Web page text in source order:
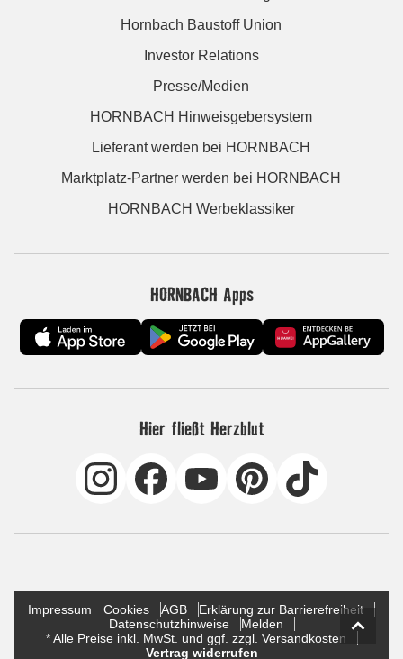
Hornbach Baustoff Union
Investor Relations
Presse/Medien
HORNBACH Hinweisgebersystem
Lieferant werden bei HORNBACH
Marktplatz-Partner werden bei HORNBACH
HORNBACH Werbeklassiker
HORNBACH Apps
Hier fließt Herzblut
Impressum Cookies AGB
Erklärung zur Barrierefreiheit
Datenschutzhinweise
Melden
* Alle Preise inkl. MwSt. und ggf. zzgl. Versandkosten
Vertrag widerrufen